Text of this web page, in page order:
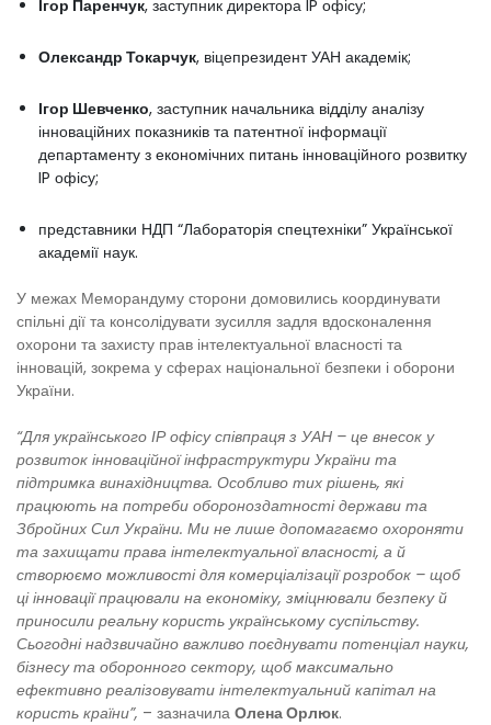
Ігор Паренчук, заступник директора IP офісу;
Олександр Токарчук, віцепрезидент УАН академік;
Ігор Шевченко, заступник начальника відділу аналізу
інноваційних показників та патентної інформації
департаменту з економічних питань інноваційного розвитку
IP офісу;
представники НДП “Лабораторія спецтехніки” Української
академії наук.
У межах Меморандуму сторони домовились координувати
спільні дії та консолідувати зусилля задля вдосконалення
охорони та захисту прав інтелектуальної власності та
інновацій, зокрема у сферах національної безпеки і оборони
України.
“Для українського ІР офісу співпраця з УАН – це внесок у
розвиток інноваційної інфраструктури України та
підтримка винахідництва. Особливо тих рішень, які
працюють на потреби обороноздатності держави та
Збройних Сил України. Ми не лише допомагаємо охороняти
та захищати права інтелектуальної власності, а й
створюємо можливості для комерціалізації розробок – щоб
ці інновації працювали на економіку, зміцнювали безпеку й
приносили реальну користь українському суспільству.
Сьогодні надзвичайно важливо поєднувати потенціал науки,
бізнесу та оборонного сектору, щоб максимально
ефективно реалізовувати інтелектуальний капітал на
користь країни”, – зазначила Олена Орлюк.